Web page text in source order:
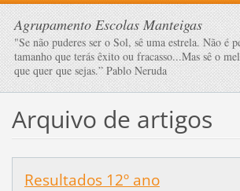
Agrupamento Escolas Manteigas
"Se não puderes ser o Sol, sê uma estrela. Não é
tamanho que terás êxito ou fracasso...Mas sê o
que quer que sejas.” Pablo Neruda
Arquivo de artigos
Resultados 12º ano